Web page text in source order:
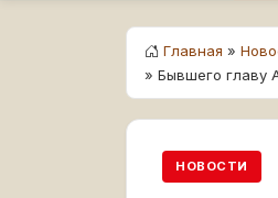
Главная »
» Бывшего главу
НОВОСТИ